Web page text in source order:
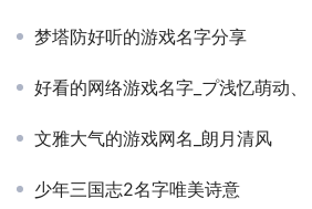
梦塔防好听的游戏名字分享
好看的网络游戏名字_プ浅忆萌动、
文雅大气的游戏网名_朗月清风
少年三国志2名字唯美诗意